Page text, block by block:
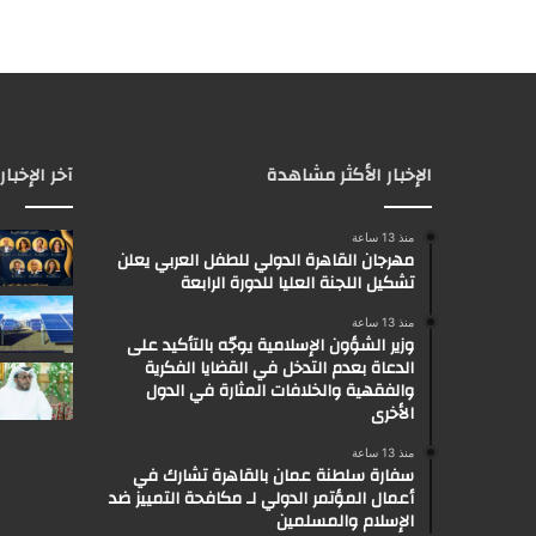
الإخبار الأكثر مشاهدة
منذ 13 ساعة
مهرجان القاهرة الدولي للطفل العربي يعلن
تشكيل اللجنة العليا للدورة الرابعة
منذ 13 ساعة
وزير الشؤون الإسلامية يوجّه بالتأكيد على
الدعاة بعدم التدخل في القضايا الفكرية
والفقهية والخلافات المثارة في الدول
الأخرى
منذ 13 ساعة
سفارة سلطنة عمان بالقاهرة تشارك في
أعمال المؤتمر الدولي لـ مكافحة التمييز ضد
الإسلام والمسلمين
آخر